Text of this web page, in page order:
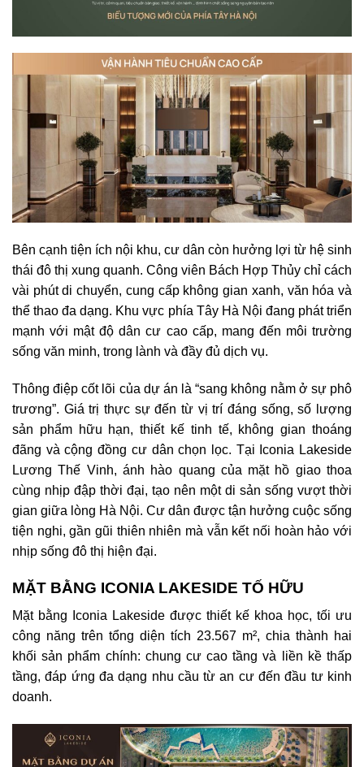
Bên cạnh tiện ích nội khu, cư dân còn hưởng lợi từ hệ sinh
thái đô thị xung quanh. Công viên Bách Hợp Thủy chỉ cách
vài phút di chuyển, cung cấp không gian xanh, văn hóa và
thể thao đa dạng. Khu vực phía Tây Hà Nội đang phát triển
mạnh với mật độ dân cư cao cấp, mang đến môi trường
sống văn minh, trong lành và đầy đủ dịch vụ.
Thông điệp cốt lõi của dự án là “sang không nằm ở sự phô
trương”. Giá trị thực sự đến từ vị trí đáng sống, số lượng
sản phẩm hữu hạn, thiết kế tinh tế, không gian thoáng
đãng và cộng đồng cư dân chọn lọc. Tại Iconia Lakeside
Lương Thế Vinh, ánh hào quang của mặt hồ giao thoa
cùng nhịp đập thời đại, tạo nên một di sản sống vượt thời
gian giữa lòng Hà Nội. Cư dân được tận hưởng cuộc sống
tiện nghi, gần gũi thiên nhiên mà vẫn kết nối hoàn hảo với
nhịp sống đô thị hiện đại.
MẶT BẰNG ICONIA LAKESIDE TỐ HỮU
Mặt bằng Iconia Lakeside được thiết kế khoa học, tối ưu
công năng trên tổng diện tích 23.567 m², chia thành hai
khối sản phẩm chính: chung cư cao tầng và liền kề thấp
tầng, đáp ứng đa dạng nhu cầu từ an cư đến đầu tư kinh
doanh.